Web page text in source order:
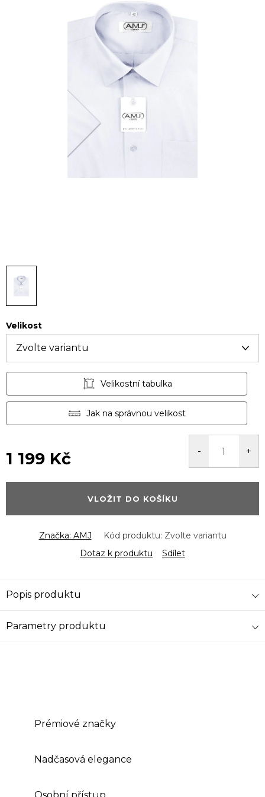
Velikost
Velikostní tabulka
Jak na správnou velikost
1 199 Kč
cena:
VLOŽIT DO KOŠÍKU
Značka: AMJ Kód produktu: Zvolte variantu
Dotaz k produktu
Sdílet
Popis produktu
Parametry produktu
Prémiové značky
Nadčasová elegance